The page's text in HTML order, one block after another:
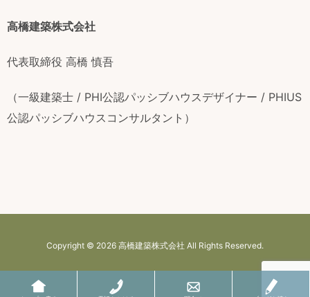
高橋建築株式会社
代表取締役 高橋 慎吾
（一級建築士 / PHI公認パッシブハウスデザイナー / PHIUS
公認パッシブハウスコンサルタント）
Copyright © 2026 高橋建築株式会社 All Rights Reserved.